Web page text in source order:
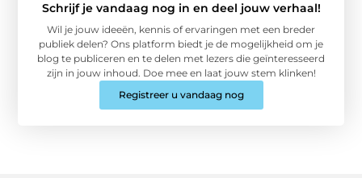
Schrijf je vandaag nog in en deel jouw verhaal!
Wil je jouw ideeën, kennis of ervaringen met een breder
publiek delen? Ons platform biedt je de mogelijkheid om je
blog te publiceren en te delen met lezers die geïnteresseerd
zijn in jouw inhoud. Doe mee en laat jouw stem klinken!
Registreer u vandaag nog